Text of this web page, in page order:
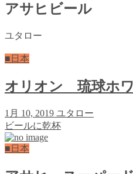
アサヒビール
ユタロー
■日本
オリオン 琉球ホ
1月 10, 2019 ユタロー
ビールに乾杯
■日本